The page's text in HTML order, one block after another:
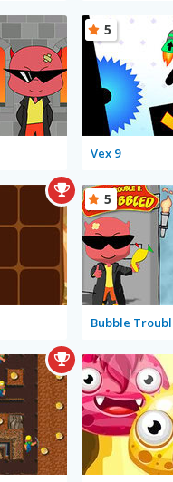
Vex 9
5
5